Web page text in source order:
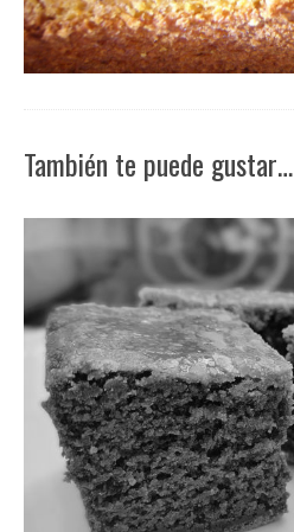
También te puede gustar…